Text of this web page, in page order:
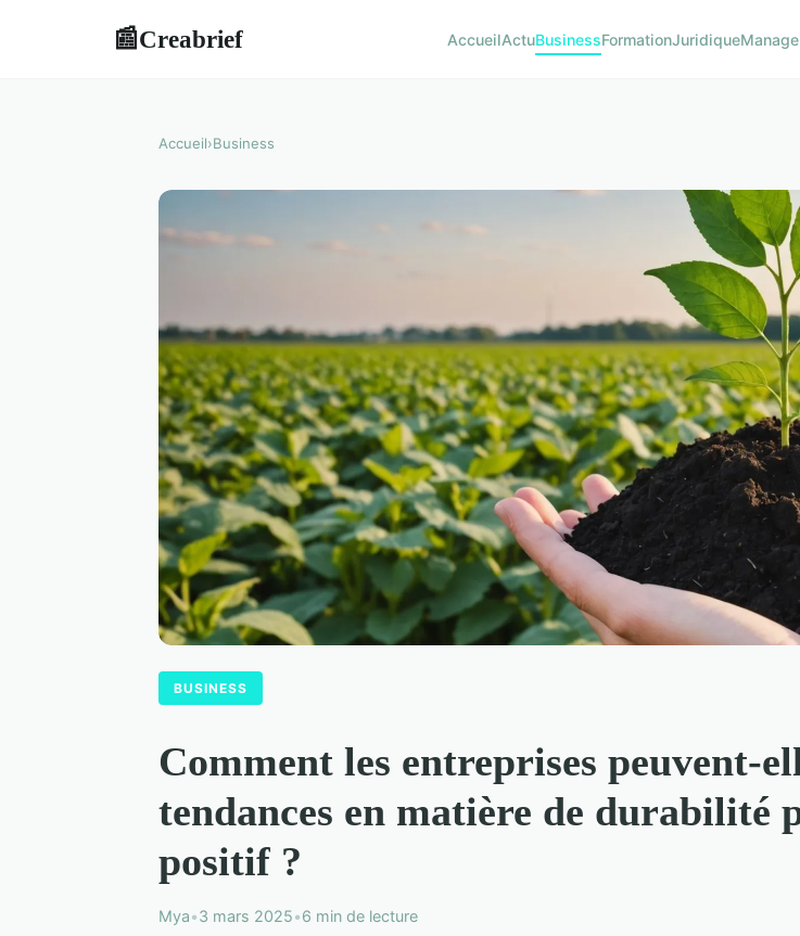
📰Creabrief AccueilActuBusinessFormationJuridique
Accueil›Business
BUSINESS
Comment les entreprises peuvent-
tendances en matière de
positif ?
Mya•3 mars 2025•6 min de lecture